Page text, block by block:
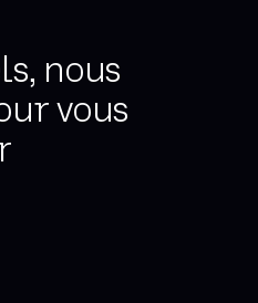
nous
vous